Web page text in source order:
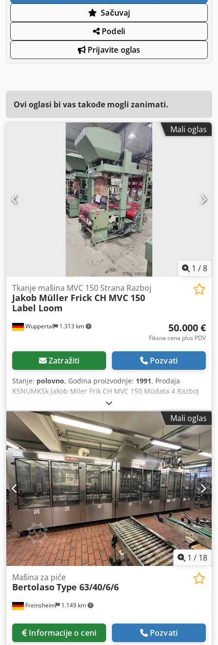
Sačuvaj
Podeli
Prijavite oglas
Ovi oglasi bi vas takođe mogli zanimati.
Mali oglas
1 /8
Wuppertal 1.313 km
Tkanje mašina MVC 150 Strana Razboj
Jakob Müller Frick CH MVC 150
Label Loom
50.000 €
Fiksna cena plus PDV
Zatražiti Pozvati
Stanje: polovno, Godina proizvodnje: 1991, Prodaja
KSNUMKSk Jakob Miler Frik CH MVC 150 Müdata 4 Razboj
sa naljepnicama Djdpfsv T Nb Sex Acyjkr Prodajemo samo
kao komplet za 50.000, - € Svaki razboj 5.000,-€ 1989 u
12/30mm, An: 89.30018 Müdata 4, No. 70 1990 u 12/30mm,
u: 90.30452 Müdata 4, br. 71 1990 u 12/30mm, An:
90.30370 Müdata 4, No. 72 1990 u 8/46mm, An: 90.30337
Müdata 4, No.325 1991 u 12/30mm, An: 91.30247 Müdata
4, No. 73 1990 u 7/57mm, An: 90.30166 Müdata 4, No. 76
1990 u 7/57mm, An: 90.30461 Müdata 4, No. 77 1990 u
9/36mm, An: 90.30371 Müdata 4, No. 78 1990 u 9/36mm,
An: 90.30080 Müdata 4, No. 79 1991 u 7/57mm, An:
91.30312 Müdata 4, No. 80 sve Razboji su lepo i dobro radi
Mali oglas
1 / 18
Freinsheim 1.149 km
Mašina za piće
BertolasoType 63/40/6/6
Informacije o ceni Pozvati